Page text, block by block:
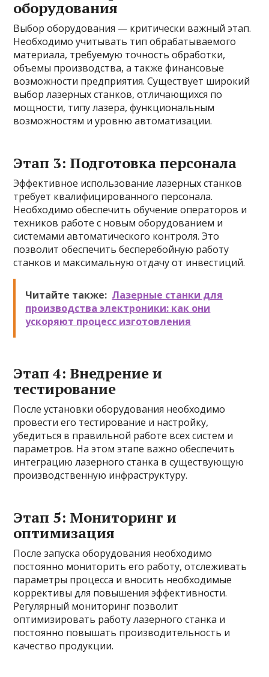
оборудования
Выбор оборудования — критически важный этап.
Необходимо учитывать тип обрабатываемого
материала, требуемую точность обработки,
объемы производства, а также финансовые
возможности предприятия. Существует широкий
выбор лазерных станков, отличающихся по
мощности, типу лазера, функциональным
возможностям и уровню автоматизации.
Этап 3: Подготовка персонала
Эффективное использование лазерных станков
требует квалифицированного персонала.
Необходимо обеспечить обучение операторов и
техников работе с новым оборудованием и
системами автоматического контроля. Это
позволит обеспечить бесперебойную работу
станков и максимальную отдачу от инвестиций.
Читайте также: Лазерные станки для
производства электроники: как они
ускоряют процесс изготовления
Этап 4: Внедрение и
тестирование
После установки оборудования необходимо
провести его тестирование и настройку,
убедиться в правильной работе всех систем и
параметров. На этом этапе важно обеспечить
интеграцию лазерного станка в существующую
производственную инфраструктуру.
Этап 5: Мониторинг и
оптимизация
После запуска оборудования необходимо
постоянно мониторить его работу, отслеживать
параметры процесса и вносить необходимые
коррективы для повышения эффективности.
Регулярный мониторинг позволит
оптимизировать работу лазерного станка и
постоянно повышать производительность и
качество продукции.